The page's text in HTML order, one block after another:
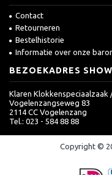
Contact
Retourneren
Bestelhistorie
Informatie over onze
BEZOEKADRES
Klaren Klokkenspeciaalzaak
Vogelenzangseweg 83
2114 CC Vogelenzang
Tel.: 023 - 584 88 88
Copyright ©